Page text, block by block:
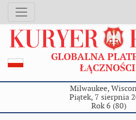
GLOBALNA
ŁĄCZNOŚCI
Milwaukee,
Piątek, 7 sierpnia
Rok 6 (80)